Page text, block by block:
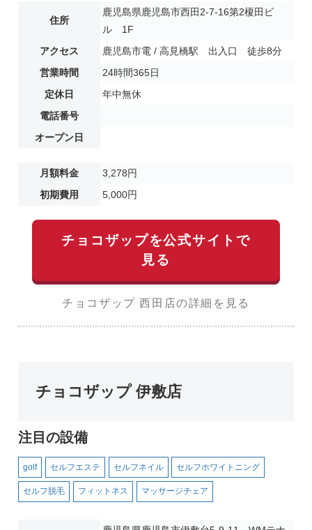
住所
鹿児島県鹿児島市西田2-7-16第2榎田ビ
ル 1F
アクセス
鹿児島市電 / 高見橋駅 出入口 徒歩8分
営業時間
24時間365日
定休日
年中無休
電話番号
オープン日
月額料金
3,278円
初期費用
5,000円
チョコザップを公式サイトで
見る
チョコザップ 西田店の詳細を見る
チョコザップ 伊敷店
注目の設備
golf セルフエステ セルフネイル セルフホワイトニング
セルフ脱毛 フィットネス マッサージチェア